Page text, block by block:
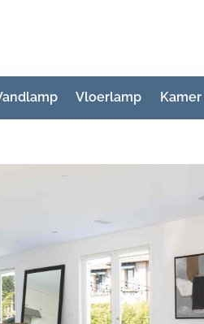
Vloerlamp Kamer